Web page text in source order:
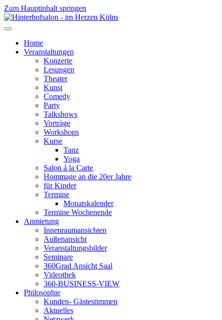
Zum Hauptinhalt springen
Home
Veranstaltungen
Konzerte
Lesungen
Theater
Kunst
Comedy
Party
Talkshows
Vorträge
Workshops
Kurse
Tanz
Yoga
Salon á la Carte
Hommage an die 20er Jahre
für Kinder
Termine
Monatskalender
Termine Wochenende
Anmietung
Innenraumansichten
Außenansicht
Veranstaltungsbilder
Seminare
360Grad Ansicht Saal
Videothek
360-BUSINESS-VIEW
Philosophie
Kunden- Gästestimmen
Aktuelles